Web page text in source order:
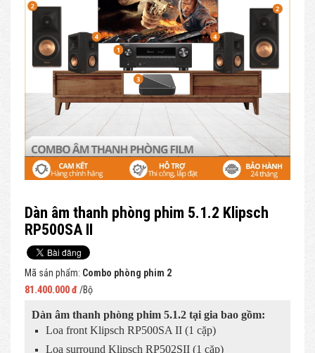
Dàn âm thanh phòng phim 5.1.2 Klipsch
RP500SA II
Mã sản phẩm: Combo phòng phim 2
81.400.000 đ /Bộ
Dàn âm thanh phòng phim 5.1.2 tại gia bao gồm:
Loa front Klipsch RP500SA II (1 cặp)
Loa surround Klipsch RP502SII (1 cặp)